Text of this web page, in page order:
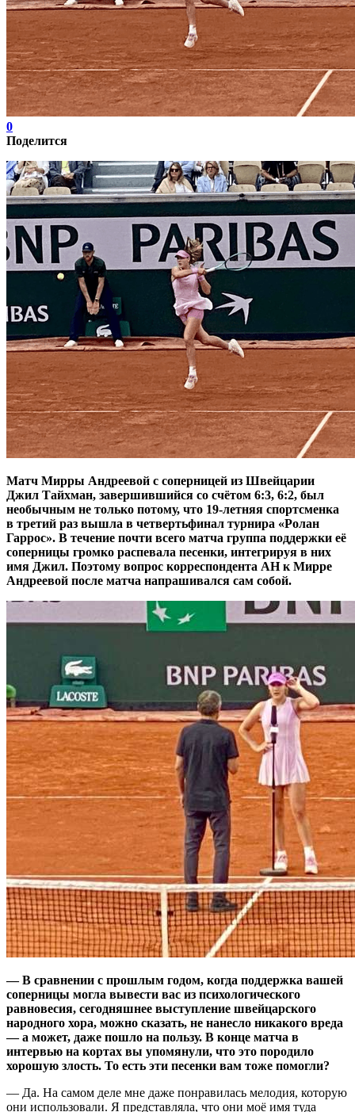
0
Поделится
Матч Мирры Андреевой с соперницей из Швейцарии
Джил Тайхман, завершившийся со счётом 6:3, 6:2, был
необычным не только потому, что 19-летняя спортсменка
в третий раз вышла в четвертьфинал турнира «Ролан
Гаррос». В течение почти всего матча группа поддержки её
соперницы громко распевала песенки, интегрируя в них
имя Джил. Поэтому вопрос корреспондента АН к Мирре
Андреевой после матча напрашивался сам собой.
— В сравнении с прошлым годом, когда поддержка вашей
соперницы могла вывести вас из психологического
равновесия, сегодняшнее выступление швейцарского
народного хора, можно сказать, не нанесло никакого вреда
— а может, даже пошло на пользу. В конце матча в
интервью на кортах вы упомянули, что это породило
хорошую злость. То есть эти песенки вам тоже помогли?
— Да. На самом деле мне даже понравилась мелодия, которую
они использовали. Я представляла, что они моё имя туда